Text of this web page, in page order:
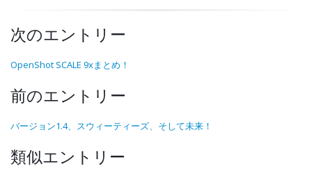
次のエントリー
OpenShot SCALE 9xまとめ！
前のエントリー
バージョン1.4、スウィーティーズ、そして未来！
類似エントリー